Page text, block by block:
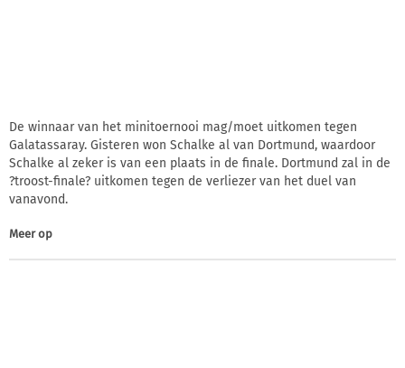
De winnaar van het minitoernooi mag/moet uitkomen tegen
Galatassaray. Gisteren won Schalke al van Dortmund, waardoor
Schalke al zeker is van een plaats in de finale. Dortmund zal in de
?troost-finale? uitkomen tegen de verliezer van het duel van
vanavond.
Meer op